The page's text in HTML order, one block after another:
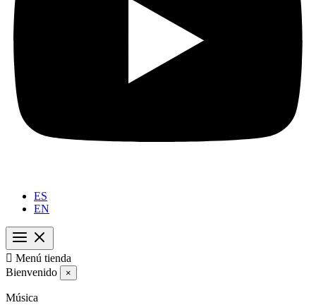
ES
EN
 Menú tienda
Bienvenido
×
Música